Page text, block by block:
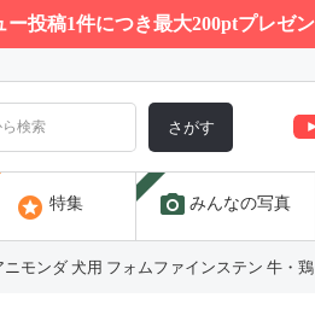
ー投稿1件につき最大200ptプレゼ
さがす
stars 特集 photo_camera みんなの写真
ニモンダ 犬用 フォムファインステン 牛・